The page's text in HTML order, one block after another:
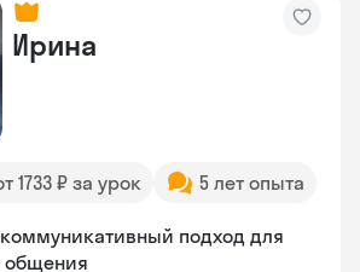
Ирина
1733 ₽ за урок 5 лет опыта
подход для
общения